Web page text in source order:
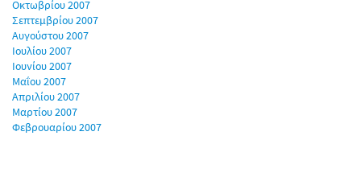
Οκτωβρίου 2007
Σεπτεμβρίου 2007
Αυγούστου 2007
Ιουλίου 2007
Ιουνίου 2007
Μαΐου 2007
Απριλίου 2007
Μαρτίου 2007
Φεβρουαρίου 2007